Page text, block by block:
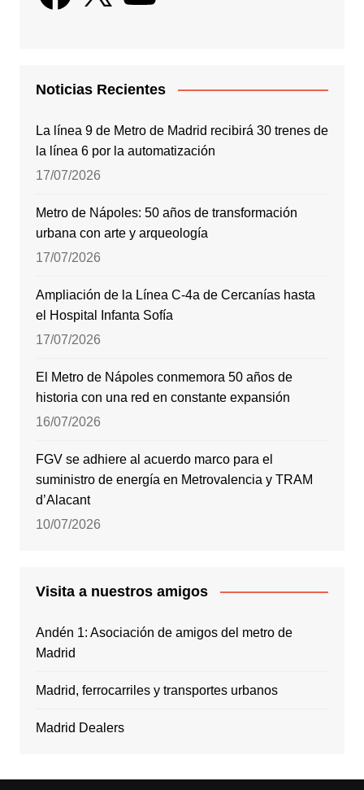
Noticias Recientes
La línea 9 de Metro de Madrid recibirá 30 trenes de
la línea 6 por la automatización
17/07/2026
Metro de Nápoles: 50 años de transformación
urbana con arte y arqueología
17/07/2026
Ampliación de la Línea C-4a de Cercanías hasta
el Hospital Infanta Sofía
17/07/2026
El Metro de Nápoles conmemora 50 años de
historia con una red en constante expansión
16/07/2026
FGV se adhiere al acuerdo marco para el
suministro de energía en Metrovalencia y TRAM
d’Alacant
10/07/2026
Visita a nuestros amigos
Andén 1: Asociación de amigos del metro de
Madrid
Madrid, ferrocarriles y transportes urbanos
Madrid Dealers